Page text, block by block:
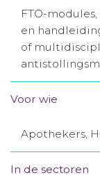
Actueel
Contact
Aanmelden
FTO-
en
of
Voor wie
Apothekers,
In de sectoren